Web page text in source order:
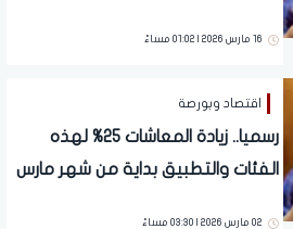
16 مارس 2026 | 01:02 مساءً
اقتصاد وبورصة
رسميا.. زيادة المعاشات 25% لهذه
الفئات والتطبيق بداية من شهر مارس
02 مارس 2026 | 03:30 مساءً